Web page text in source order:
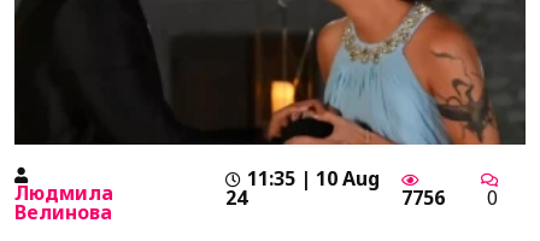
Людмила
Велинова
11:35 | 10 Aug
24 7756 0